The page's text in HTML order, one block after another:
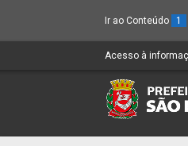
Ir ao Conteúdo 1
Acesso à